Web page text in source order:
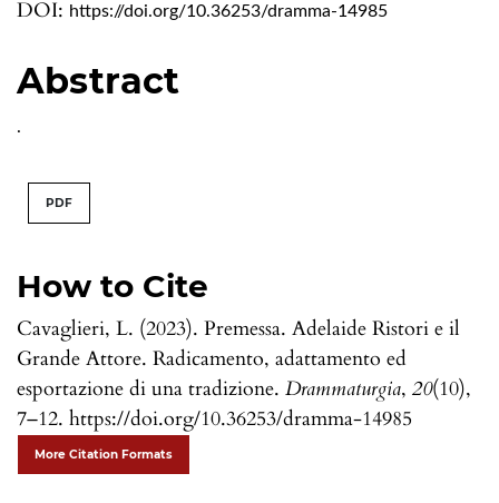
DOI: https://doi.org/10.36253/dramma-14985
How to Cite
Cavaglieri, L. (2023). Premessa. Adelaide Ristori e il
Grande Attore. Radicamento, adattamento ed
esportazione di una tradizione. Drammaturgia, 20(10),
7–12. https://doi.org/10.36253/dramma-14985
More Citation Formats
Abstract
.
PDF